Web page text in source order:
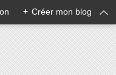
+ Créer mon blog